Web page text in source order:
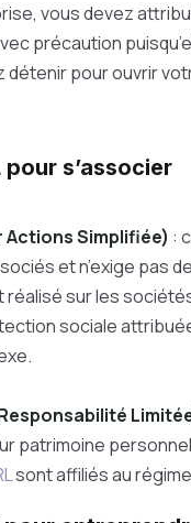
vous devez
précaution
détenir pour ouvrir
pour s’associer
Actions Simplifiée) :
et n’exige pas
sur les
sociale
patrimoine
sont affiliés au